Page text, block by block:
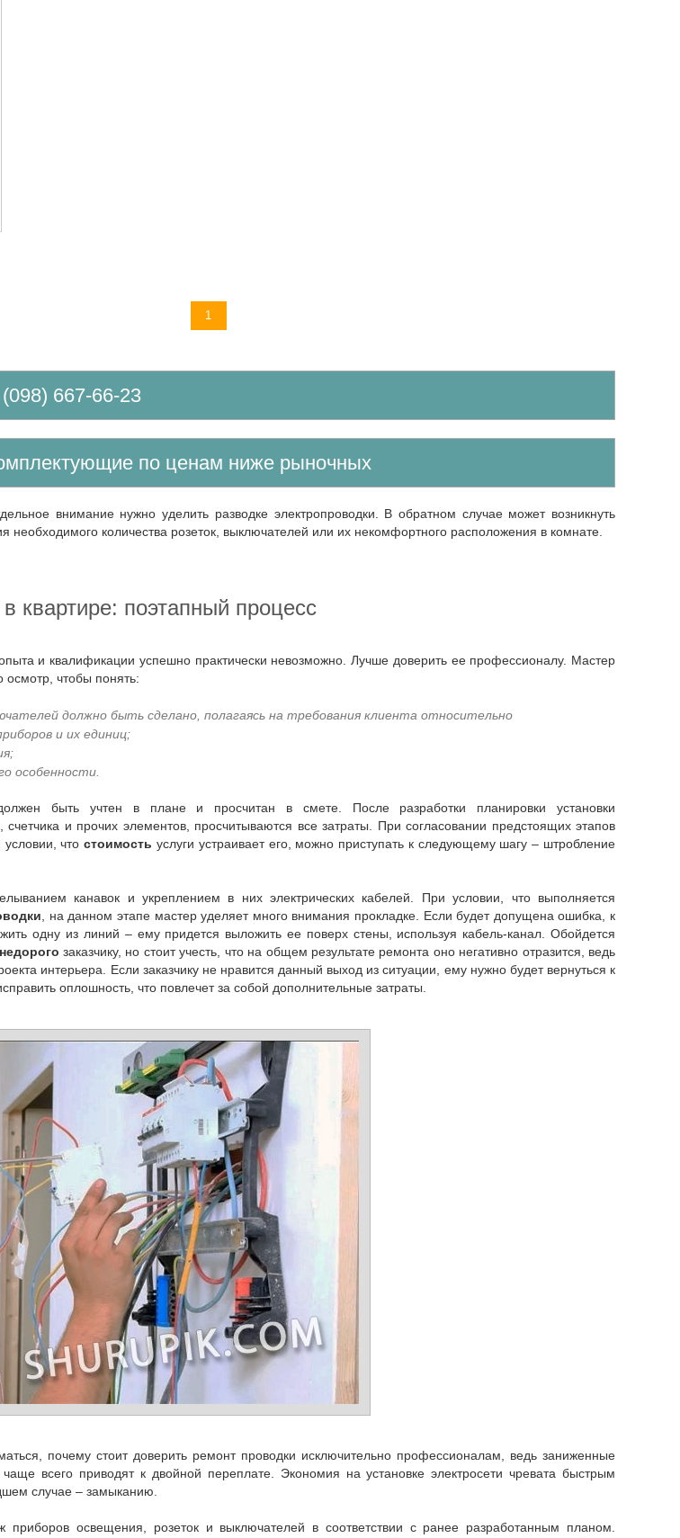
1
(098) 667-66-23
по ценам ниже рыночных
необходимого количества розеток, выключателей или их некомфортного расположения в комнате.
в квартире: поэтапный процесс
осмотр, чтобы понять:
должно быть сделано, полагаясь на требования клиента относительно
и их единиц;
особенности.
счетчика и прочих элементов, просчитываются все затраты. При согласовании предстоящих этапов
условии, чтостоимость услуги устраивает его, можно приступать к следующему шагу – штробление
, на данном этапе мастер уделяет много внимания прокладке. Если будет допущена ошибка, к
одну из линий – ему придется выложить ее поверх стены, используя кабель-канал. Обойдется
недорого заказчику, но стоит учесть, что на общем результате ремонта оно негативно отразится, ведь
интерьера. Если заказчику не нравится данный выход из ситуации, ему нужно будет вернуться к
оплошность, что повлечет за собой дополнительные затраты.
чаще всего приводят к двойной переплате. Экономия на установке электросети чревата быстрым
случае – замыканию.
приборов освещения, розеток и выключателей в соответствии с ранее разработанным планом.